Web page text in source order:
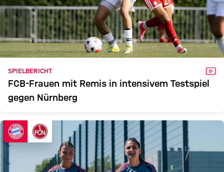
SPIELBERICHT
FCB-Frauen mit Remis in intensivem Testspiel
gegen Nürnberg